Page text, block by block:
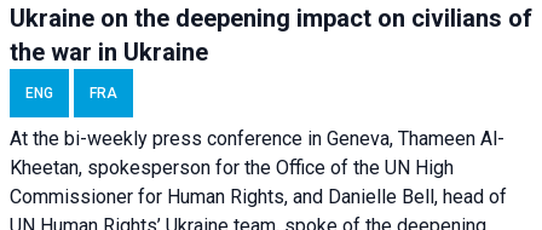
Ukraine on the deepening impact on civilians of
the war in Ukraine
ENG FRA
At the bi-weekly press conference in Geneva, Thameen Al-
Kheetan, spokesperson for the Office of the UN High
Commissioner for Human Rights, and Danielle Bell, head of